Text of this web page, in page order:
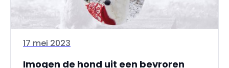
17 mei 2023
Imogen de hond uit een bevroren